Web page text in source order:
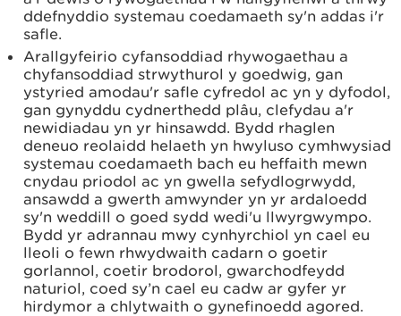
ddefnyddio systemau coedamaeth sy'n addas i'r
safle.
Arallgyfeirio cyfansoddiad rhywogaethau a
chyfansoddiad strwythurol y goedwig, gan
ystyried amodau'r safle cyfredol ac yn y dyfodol,
gan gynyddu cydnerthedd plâu, clefydau a'r
newidiadau yn yr hinsawdd. Bydd rhaglen
deneuo reolaidd helaeth yn hwyluso cymhwysiad
systemau coedamaeth bach eu heffaith mewn
cnydau priodol ac yn gwella sefydlogrwydd,
ansawdd a gwerth amwynder yn yr ardaloedd
sy'n weddill o goed sydd wedi'u llwyrgwympo.
Bydd yr adrannau mwy cynhyrchiol yn cael eu
lleoli o fewn rhwydwaith cadarn o goetir
gorlannol, coetir brodorol, gwarchodfeydd
naturiol, coed sy’n cael eu cadw ar gyfer yr
hirdymor a chlytwaith o gynefinoedd agored.